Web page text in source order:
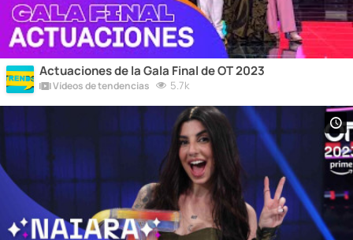
Actuaciones de la Gala Final de OT 2023
Vídeos de tendencias 5.7k